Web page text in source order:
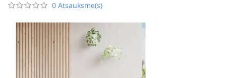
0 Atsauksme(s)